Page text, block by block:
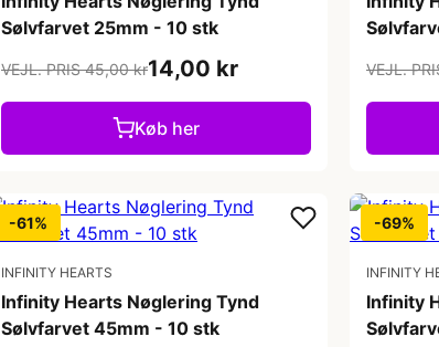
Sølvfarvet 25mm - 10 stk
VEJL. PRIS 45,00 kr14,00 kr
Køb her
VEJL.
-61%
INFINITY HEARTS
Infinity Hearts Nøglering Tynd
Sølvfarvet 45mm - 10 stk
-69%
INFINITY
Infinity